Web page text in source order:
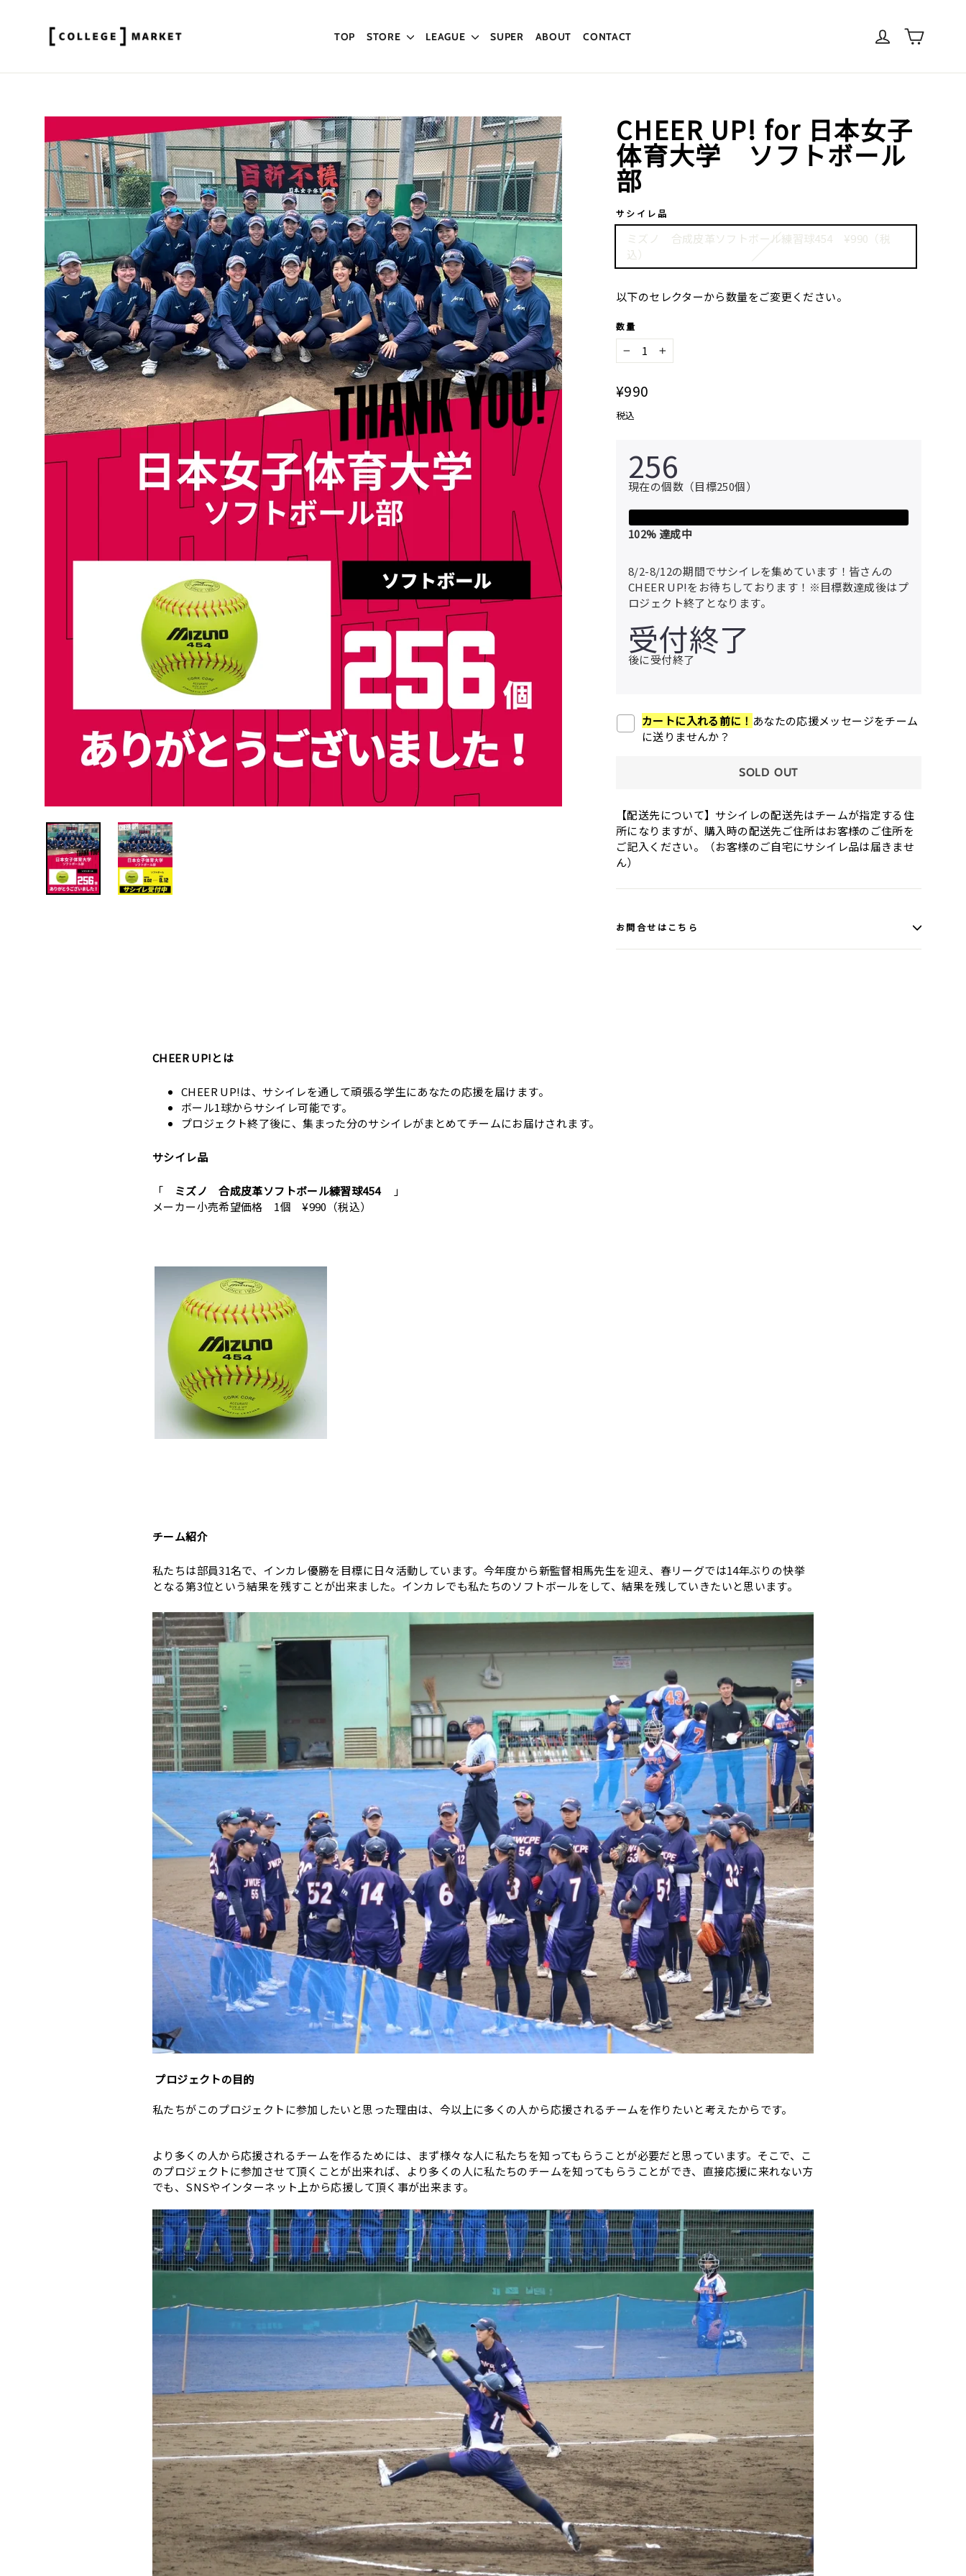
す
TOP STORE LEAGUE SUPER ABOUT CONTACT ログイン
CHEER UP! for 日本女子
体育大学 ソフトボール
部
サシイレ品
ミズノ 合成皮革ソフトボール練習球454 ¥990（税
込）
以下のセレクターから数量をご変更ください。
数量
−
+
通
価
¥990
税込
256
現在の個数（目標250個）
102% 達成中
8/2-8/12の期間でサシイレを集めています！皆さんの
CHEER UP!をお待ちしております！※目標数達成後はプ
ロジェクト終了となります。
受付終了
後に受付終了
カートに入れる前に！ あなたの応援メッセージをチーム
に送りませんか？
SOLD OUT
【配送先について】サシイレの配送先はチームが指定する住
所になりますが、購入時の配送先ご住所はお客様のご住所を
ご記入ください。（お客様のご自宅にサシイレ品は届きませ
ん）
お問合せはこちら
CHEER UP!とは
CHEER UP!は、サシイレを通して頑張る学生にあなたの応援を届けます。
ボール1球からサシイレ可能です。
プロジェクト終了後に、集まった分のサシイレがまとめてチームにお届けされます。
サシイレ品
「 ミズノ 合成皮革ソフトボール練習球454
」
メーカー小売希望価格 1個 ¥990（税込）
チーム紹介
私たちは部員31名で、インカレ優勝を目標に日々活動しています。今年度から新監督相馬先生を迎え、春リーグでは14年ぶりの快挙
となる第3位という結果を残すことが出来ました。インカレでも私たちのソフトボールをして、結果を残していきたいと思います。
プロジェクトの目的
私たちがこのプロジェクトに参加したいと思った理由は、今以上に多くの人から応援されるチームを作りたいと考えたからです。
より多くの人から応援されるチームを作るためには、まず様々な人に私たちを知ってもらうことが必要だと思っています。そこで、こ
のプロジェクトに参加させて頂くことが出来れば、より多くの人に私たちのチームを知ってもらうことができ、直接応援に来れない方
でも、SNSやインターネット上から応援して頂く事が出来ます。